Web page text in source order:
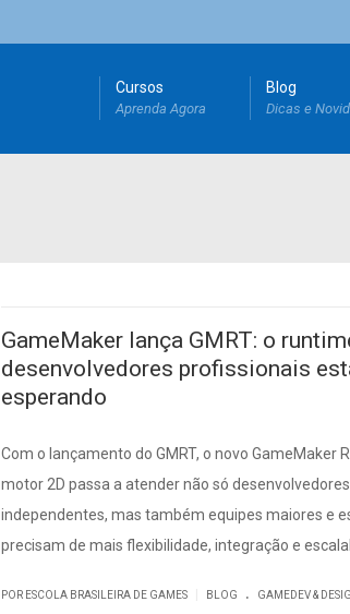
Cursos
Aprenda Agora
Blog
Dicas e
GameMaker lança GMRT: o
desenvolvedores profissionais
esperando
Com o lançamento do GMRT, o novo GameMaker
motor 2D passa a atender não só desenvolvedores
independentes, mas também equipes maiores e
precisam de mais flexibilidade, integração e
POR ESCOLA BRASILEIRA DE GAMES BLOG . GAMEDEV &